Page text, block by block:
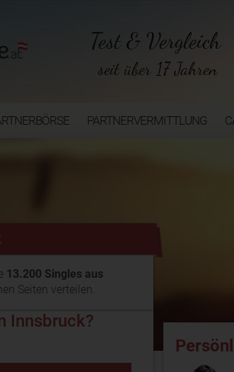
Test & Vergleich
seit über 17 Jahren
PARTNERVERMITTLUNG
13.200 Singles aus
Seiten verteilen.
Innsbruck?